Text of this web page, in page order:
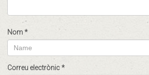
Nom*
Correu electrònic*